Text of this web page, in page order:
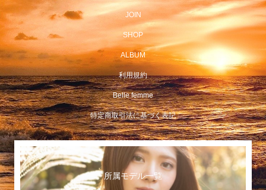
JOIN
SHOP
ALBUM
利用規約
Belle femme
特定商取引法に基づく表記
所属モデル一覧